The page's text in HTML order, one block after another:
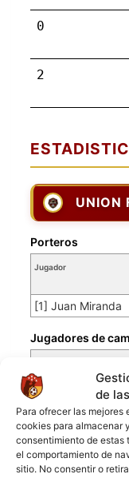
de
Para ofrecer las
cookies para almacenar
consentimiento de estas
el comportamiento de
sitio. No consentir o
0
2
UNION
Jugador
[1] Juan Miranda
Porteros
[2] Diofanor
[5] Kevin Zepeda
[7] Rafael Zamora
[8] Giovanni Diaz
Jugadores de